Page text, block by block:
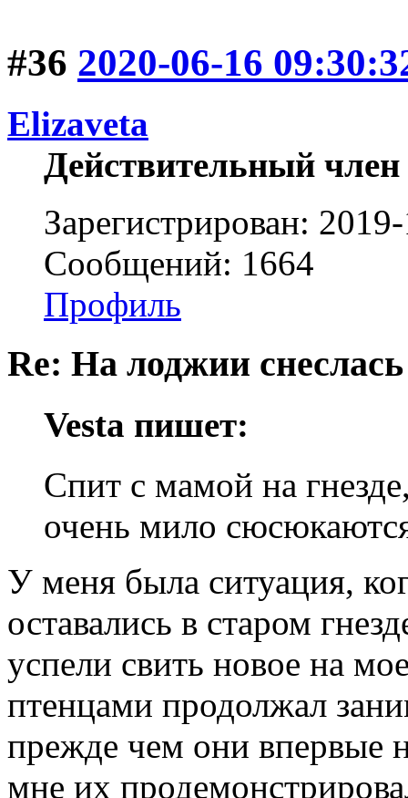
#36 2020-06-16
Elizaveta
Действительный член
Зарегистрирован:
Сообщений: 1664
Профиль
Re: На лоджии
Vesta пишет:
Спит с мамой на
очень мило
У меня была ситуация,
оставались в старом
успели свить новое на
птенцами продолжал
прежде чем они впервые
мне их